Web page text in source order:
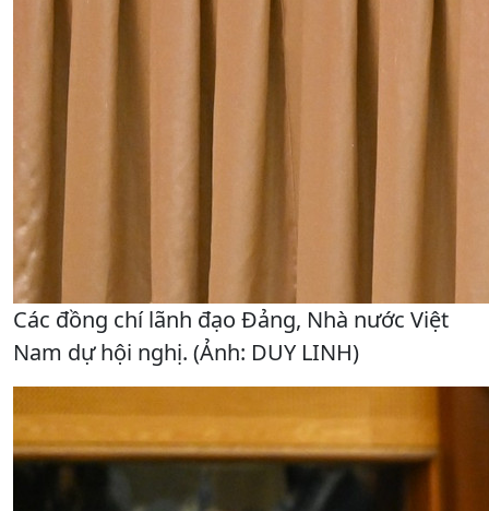
Các đồng chí lãnh đạo Đảng, Nhà nước Việt
Nam dự hội nghị. (Ảnh: DUY LINH)